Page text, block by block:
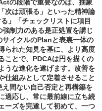
の段階で重要なのは、抽象
次は頑張る」といった精神論
」「チェックリストに項目
制力のある是正処置を講じ
イクルのPlanと表裏一体の
られた知見を基に、より高度
ことで、PDCAは円を描くの
うな進化を遂げます。改善を
仕組みとして定着させること
間ない自己否定と再構築を
適応し、常に最前線に立ち続
ーズを完遂して初めて、一つ